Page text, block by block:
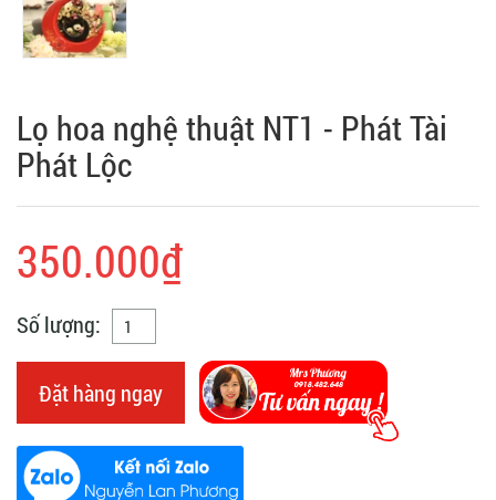
Lọ hoa nghệ thuật NT1 - Phát Tài
Phát Lộc
350.000₫
Số lượng:
Đặt hàng ngay